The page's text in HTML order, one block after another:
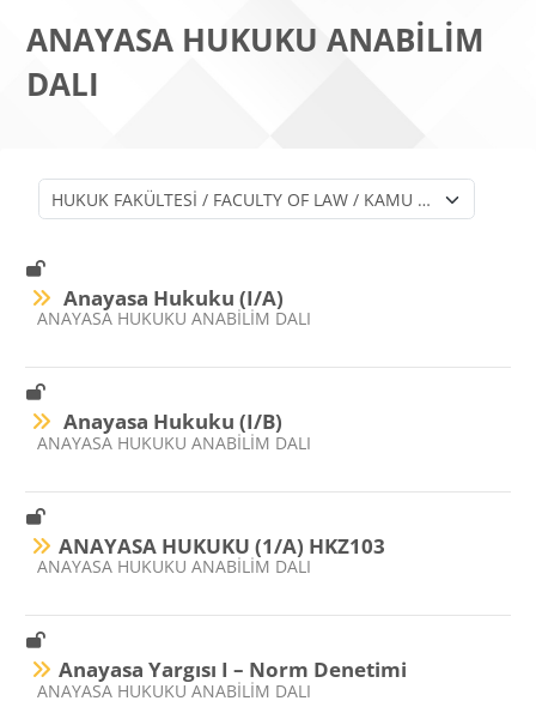
ANAYASA HUKUKU ANABİLİM
DALI
Ders Kategorileri
Anayasa Hukuku (I/A)
Ders kategorisi
ANAYASA HUKUKU ANABİLİM DALI
Anayasa Hukuku (I/B)
Ders kategorisi
ANAYASA HUKUKU ANABİLİM DALI
ANAYASA HUKUKU (1/A) HKZ103
Ders kategorisi
ANAYASA HUKUKU ANABİLİM DALI
Anayasa Yargısı I – Norm Denetimi
Ders kategorisi
ANAYASA HUKUKU ANABİLİM DALI